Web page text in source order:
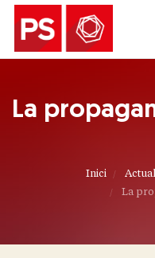
La
Inici
La